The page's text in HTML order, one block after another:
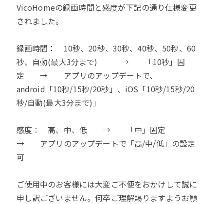
VicoHomeの録画時間と感度が下記の通り仕様変更
されました。
録画時間： 10秒、20秒、30秒、40秒、50秒、60
秒、自動(最大3分まで) → 「10秒」固
定 → アプリのアップデートで、
android「10秒/15秒/20秒」、iOS「10秒/15秒/20
秒/自動(最大3分まで)」
感度： 高、中、低 → 「中」固定
→ アプリのアップデートで「高/中/低」の設定
可
ご使用中のお客様には大変ご不便をおかけして誠に
申し訳ございません。何卒ご理解賜りますようお願